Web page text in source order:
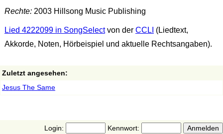
Rechte:2003 Hillsong Music Publishing
Lied 4222099 in SongSelectvon der CCLI (Liedtext,
Akkorde, Noten, Hörbeispiel und aktuelle Rechtsangaben).
Zuletzt angesehen:
Jesus The Same
Login:
Kennwort: